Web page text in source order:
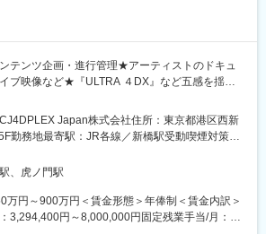
作成（スマホアプリでの編集でOKです）
（キャプション）のライティング
ニケーション（コメント返信やフォロワーとの
提案
な人を増やし、社会全体を豊かにする」をビ
下のような多面的な事業を展開しています。
ティス・ヨガスタジオの運営
門ワークショップの企画運営
問看護などの医療領域
の開発・EC展開
ンテンツ企画・進行管理★アーティストのドキュ
ブ映像など★『ULTRA ４DX』など五感を揺さ
ョンシアター「4DX」、「4DX」と
合した体感型シアター「ULTRA 4DX」のシネマ
を制作する当社にて＜映像制作ディレクター＞
。
Japan株式会社住所：東京都港区西新
勤務地最寄駅：JR各線／新橋駅受動喫煙対策：
の範囲：会社の定める事業所
、虎ノ門駅
万円～900万円＜賃金形態＞年俸制＜賃金内訳＞
3,294,400円～8,000,000円固定残業手当/月：